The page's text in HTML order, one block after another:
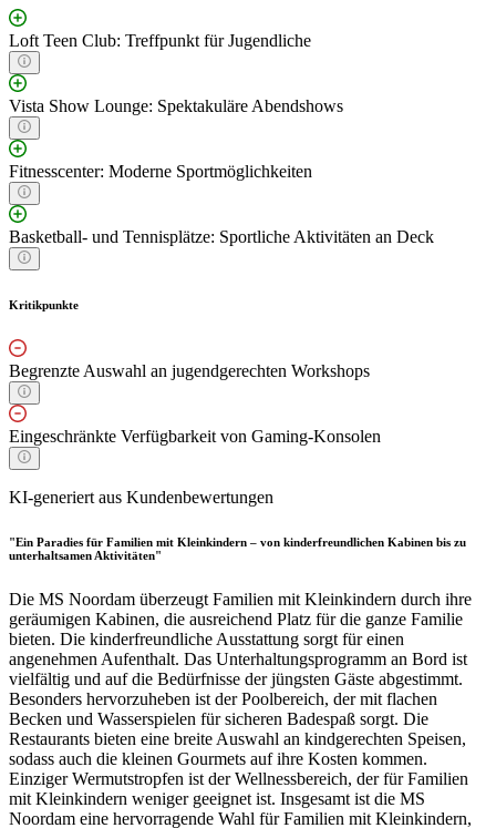
Loft Teen Club: Treffpunkt für Jugendliche
Vista Show Lounge: Spektakuläre Abendshows
Fitnesscenter: Moderne Sportmöglichkeiten
Basketball- und Tennisplätze: Sportliche Aktivitäten an Deck
Kritikpunkte
Begrenzte Auswahl an jugendgerechten Workshops
Eingeschränkte Verfügbarkeit von Gaming-Konsolen
KI-generiert aus Kundenbewertungen
"Ein Paradies für Familien mit Kleinkindern – von kinderfreundlichen Kabinen bis zu
unterhaltsamen Aktivitäten"
Die MS Noordam überzeugt Familien mit Kleinkindern durch ihre
geräumigen Kabinen, die ausreichend Platz für die ganze Familie
bieten. Die kinderfreundliche Ausstattung sorgt für einen
angenehmen Aufenthalt. Das Unterhaltungsprogramm an Bord ist
vielfältig und auf die Bedürfnisse der jüngsten Gäste abgestimmt.
Besonders hervorzuheben ist der Poolbereich, der mit flachen
Becken und Wasserspielen für sicheren Badespaß sorgt. Die
Restaurants bieten eine breite Auswahl an kindgerechten Speisen,
sodass auch die kleinen Gourmets auf ihre Kosten kommen.
Einziger Wermutstropfen ist der Wellnessbereich, der für Familien
mit Kleinkindern weniger geeignet ist. Insgesamt ist die MS
Noordam eine hervorragende Wahl für Familien mit Kleinkindern,